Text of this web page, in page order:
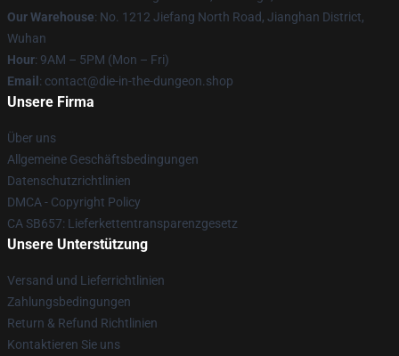
Our Warehouse: No. 1212 Jiefang North Road, Jianghan District,
Wuhan
Hour: 9AM – 5PM (Mon – Fri)
Email : contact@die-in-the-dungeon.shop
Unsere Firma
Über uns
Allgemeine Geschäftsbedingungen
Datenschutzrichtlinien
DMCA - Copyright Policy
CA SB657: Lieferkettentransparenzgesetz
Unsere Unterstützung
Versand und Lieferrichtlinien
Zahlungsbedingungen
Return & Refund Richtlinien
Kontaktieren Sie uns